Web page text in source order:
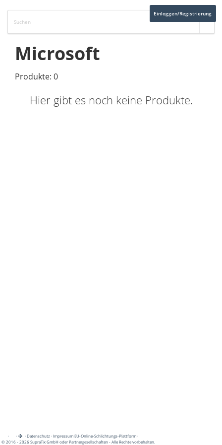
Einloggen/Registrierung
Microsoft
Produkte: 0
Hier gibt es noch keine Produkte.
· · ·Datenschutz·Impressum EU-Online-Schlichtungs-Plattform·
© 2016 - 2026 SupraTix GmbH oder Partnergesellschaften - Alle Rechte vorbehalten.